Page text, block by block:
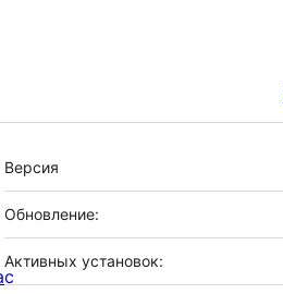
Мета
Версия
Обновление:
Активных установок: